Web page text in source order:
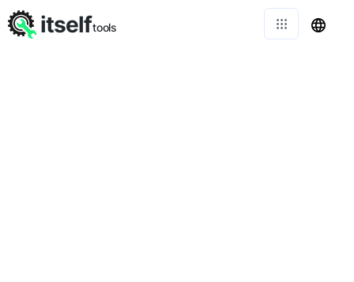
itselftools